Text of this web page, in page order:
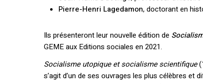
Pierre-Henri Lagedamon, doctorant en
Ils présenteront leur nouvelle édition de
GEME aux Editions sociales en 2021.
Socialisme utopique et socialisme scientifique
s’agit d’un de ses ouvrages les plus célèbres et